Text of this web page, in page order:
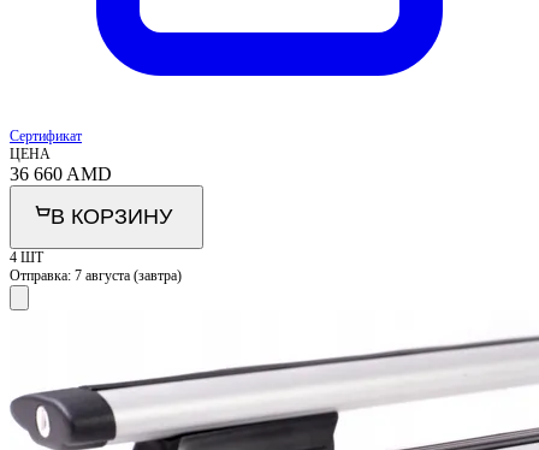
Сертификат
ЦЕНА
36 660 AMD
В КОРЗИНУ
4 ШТ
Отправка: 7 августа (завтра)